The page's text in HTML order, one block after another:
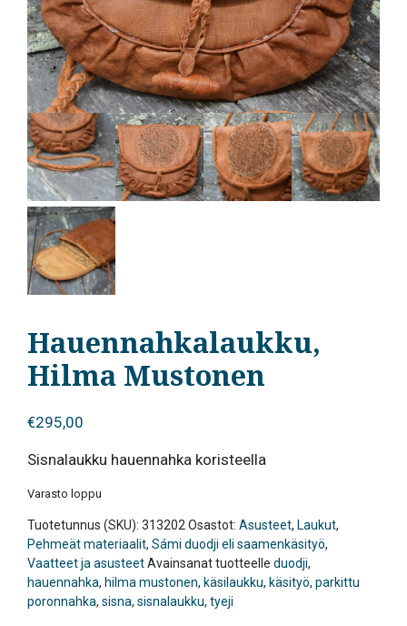
Hauennahkalaukku,
Hilma Mustonen
€295,00
Sisnalaukku hauennahka koristeella
Varasto loppu
Tuotetunnus (SKU): 313202 Osastot: Asusteet, Laukut,
Pehmeät materiaalit, Sámi duodji eli saamenkäsityö,
Vaatteet ja asusteetAvainsanat tuotteelle duodji,
hauennahka, hilma mustonen, käsilaukku, käsityö, parkittu
poronnahka, sisna, sisnalaukku, tyeji